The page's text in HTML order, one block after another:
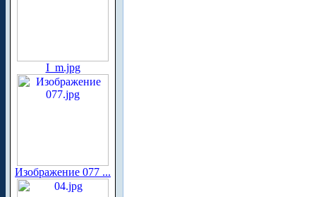
I_m.jpg
Изображение 077 ...